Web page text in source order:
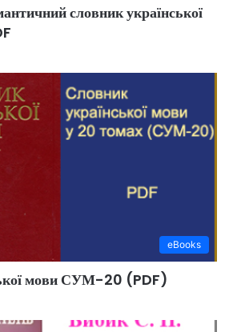
словник української
eBooks
мови СУМ-20 (PDF)